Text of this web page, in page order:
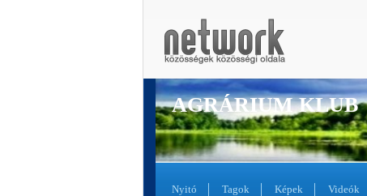
AGRÁRIUM KLUB
Nyitó Tagok Képek Videók